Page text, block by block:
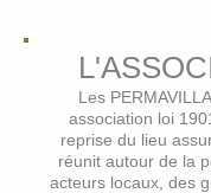
Les
association loi
reprise du lieu
réunit autour de la
acteurs locaux, des